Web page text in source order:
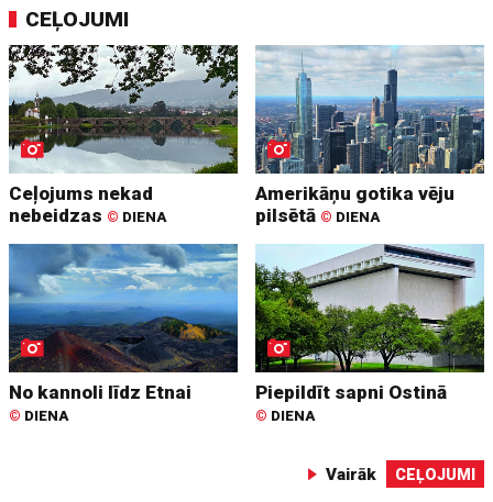
CEĻOJUMI
Ceļojums nekad
nebeidzas © DIENA
Amerikāņu gotika vēju
pilsētā © DIENA
No kannoli līdz Etnai
© DIENA
Piepildīt sapni Ostinā
© DIENA
Vairāk CEĻOJUMI